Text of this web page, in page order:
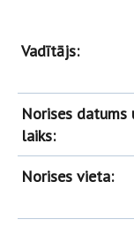
Vadītājs:
Norises datums
laiks:
Norises vieta: